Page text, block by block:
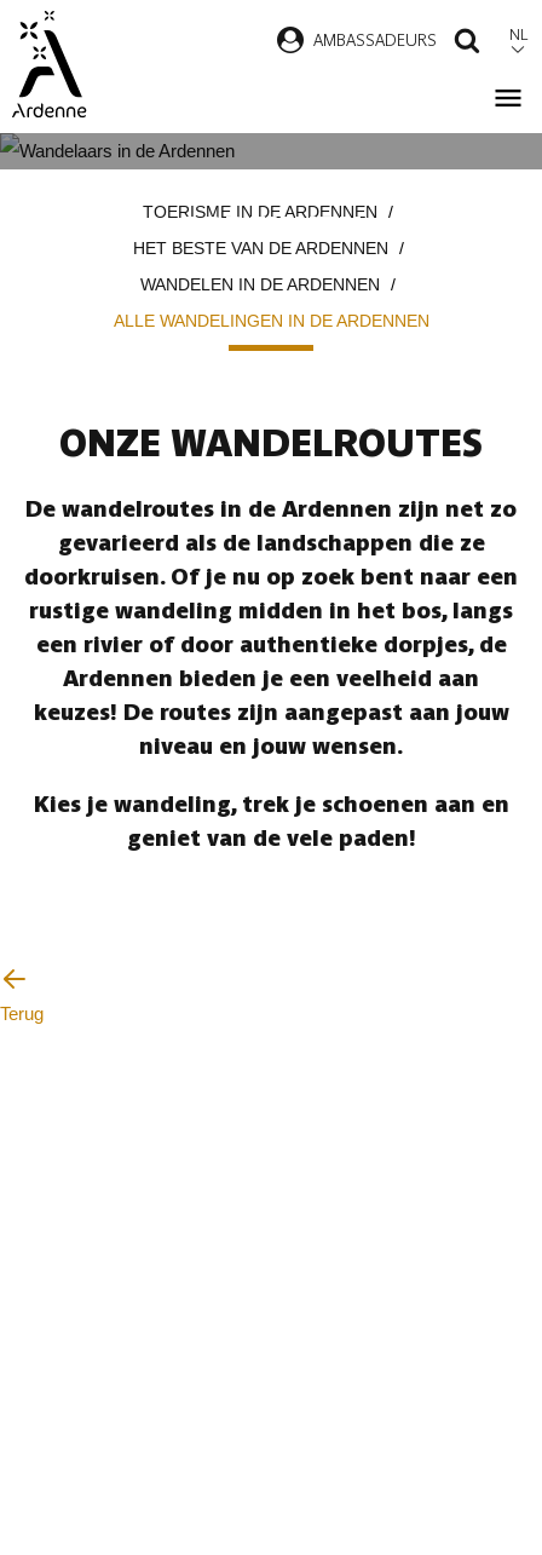
Overslaan
naar
inhoud
AMBASSADEURS NL
ARDENNEN
TOERISME IN DE ARDENNEN
HET BESTE VAN DE ARDENNEN
WANDELEN IN DE ARDENNEN
ALLE WANDELINGEN IN DE ARDENNEN
ONZE WANDELROUTES
De wandelroutes in de Ardennen zijn net zo
gevarieerd als de landschappen die ze
doorkruisen. Of je nu op zoek bent naar een
rustige wandeling midden in het bos, langs
een rivier of door authentieke dorpjes, de
Ardennen bieden je een veelheid aan
keuzes! De routes zijn aangepast aan jouw
niveau en jouw wensen.
Kies je wandeling, trek je schoenen aan en
geniet van de vele paden!
Terug